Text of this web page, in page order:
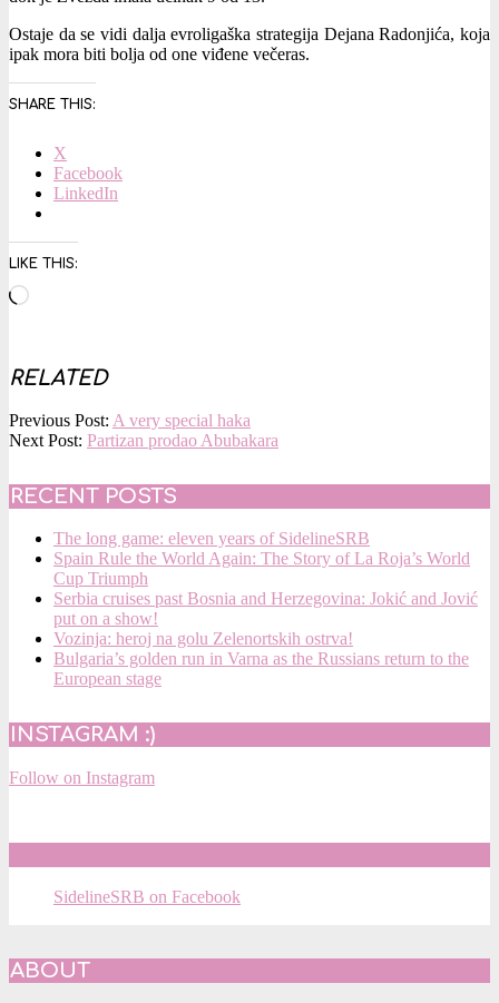
Ostaje da se vidi dalja evroligaška strategija Dejana Radonjića, koja
ipak mora biti bolja od one viđene večeras.
SHARE THIS:
X
Facebook
LinkedIn
LIKE THIS:
Loading…
RELATED
2016-
02-
Previous Post: A very special haka
Next Post: Partizan prodao Abubakara
RECENT POSTS
The long game: eleven years of SidelineSRB
Spain Rule the World Again: The Story of La Roja’s World
Cup Triumph
Serbia cruises past Bosnia and Herzegovina: Jokić and Jović
put on a show!
Vozinja: heroj na golu Zelenortskih ostrva!
Bulgaria’s golden run in Varna as the Russians return to the
European stage
INSTAGRAM :)
Follow on Instagram
SidelineSRB on Facebook
ABOUT